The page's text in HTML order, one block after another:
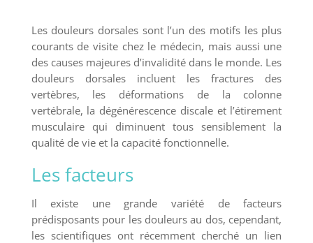
Les douleurs dorsales sont l’un des motifs les plus
courants de visite chez le médecin, mais aussi une
des causes majeures d’invalidité dans le monde. Les
douleurs dorsales incluent les fractures des
vertèbres, les déformations de la colonne
vertébrale, la dégénérescence discale et l’étirement
musculaire qui diminuent tous sensiblement la
qualité de vie et la capacité fonctionnelle.
Les facteurs
Il existe une grande variété de facteurs
prédisposants pour les douleurs au dos, cependant,
les scientifiques ont récemment cherché un lien